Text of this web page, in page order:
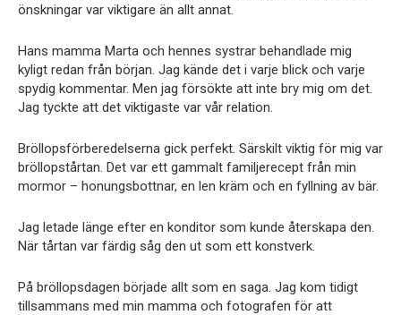
önskningar var viktigare än allt annat.
Hans mamma Marta och hennes systrar behandlade mig
kyligt redan från början. Jag kände det i varje blick och varje
spydig kommentar. Men jag försökte att inte bry mig om det.
Jag tyckte att det viktigaste var vår relation.
Bröllopsförberedelserna gick perfekt. Särskilt viktig för mig var
bröllopstårtan. Det var ett gammalt familjerecept från min
mormor – honungsbottnar, en len kräm och en fyllning av bär.
Jag letade länge efter en konditor som kunde återskapa den.
När tårtan var färdig såg den ut som ett konstverk.
På bröllopsdagen började allt som en saga. Jag kom tidigt
tillsammans med min mamma och fotografen för att